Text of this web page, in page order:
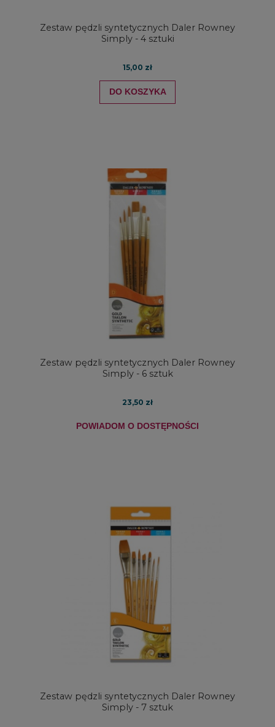
Zestaw pędzli syntetycznych Daler Rowney
Simply - 4 sztuki
15,00 zł
DO KOSZYKA
Zestaw pędzli syntetycznych Daler Rowney
Simply - 6 sztuk
23,50 zł
POWIADOM O DOSTĘPNOŚCI
Zestaw pędzli syntetycznych Daler Rowney
Simply - 7 sztuk